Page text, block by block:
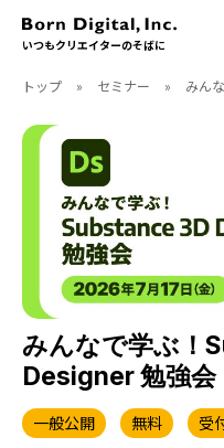
いつもクリエイターのそばに
ABOUT
CONTACT
RECRUIT
クリエイターズID
ACCESS
取扱製品
ソフトウェア
フォント
ハードウェア
ソフトウェアサポート
BOOK
刊行順
ゲーム/CG
トップ » セミナー » みん
みんなで学ぶ！
Designer 勉強会
一般公開 無料 受